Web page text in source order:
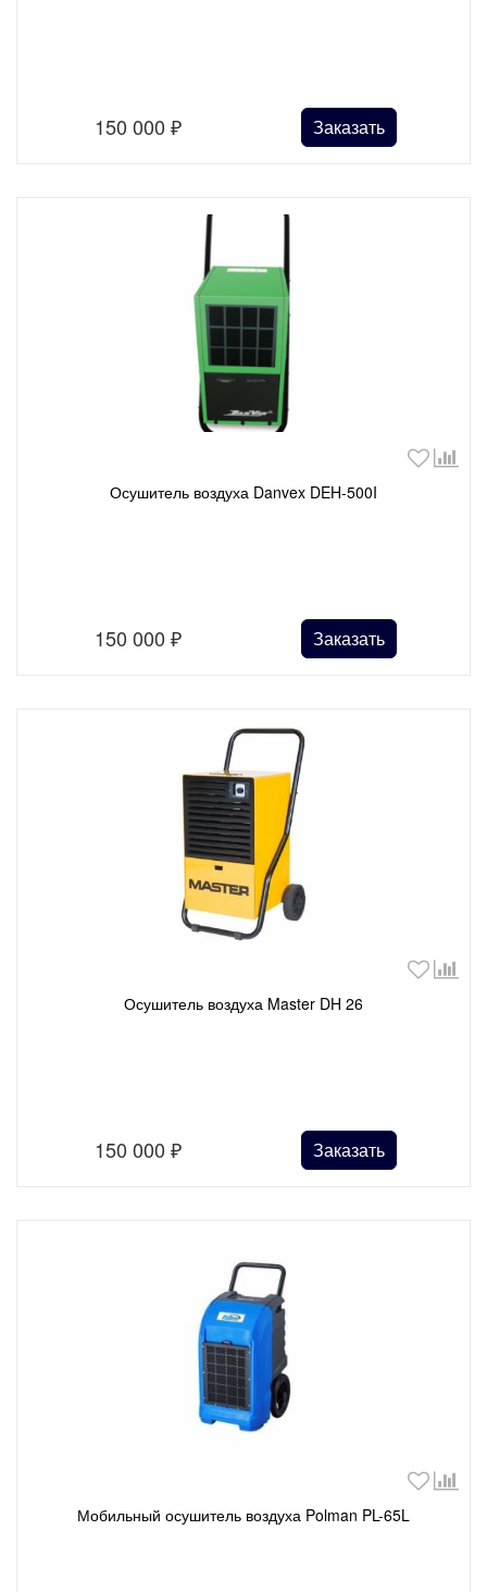
150 000₽ Заказать
Осушитель воздуха Danvex DEH-500I
150 000₽ Заказать
Осушитель воздуха Master DH 26
150 000₽ Заказать
Мобильный осушитель воздуха Polman PL-65L